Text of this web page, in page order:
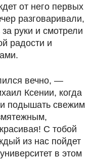
от него первых
разговаривали,
руки и смотрели
радости и
вечно, —
Ксении, когда
подышать свежим
С тобой
из нас пойдет
в этом